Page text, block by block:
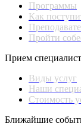
Программы
Как
Пройти
Прием
Виды услуг
Наши
Стоимость
Ближайшие